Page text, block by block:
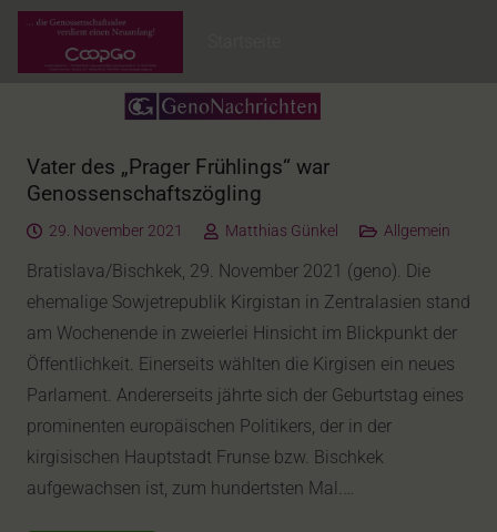
Vater des „Prager Frühlings“ war
Genossenschaftszögling
29. November 2021 Matthias Günkel Allgemein
Bratislava/Bischkek, 29. November 2021 (geno). Die
ehemalige Sowjetrepublik Kirgistan in Zentralasien stand
am Wochenende in zweierlei Hinsicht im Blickpunkt der
Öffentlichkeit. Einerseits wählten die Kirgisen ein neues
Parlament. Andererseits jährte sich der Geburtstag eines
prominenten europäischen Politikers, der in der
kirgisischen Hauptstadt Frunse bzw. Bischkek
aufgewachsen ist, zum hundertsten Mal.…